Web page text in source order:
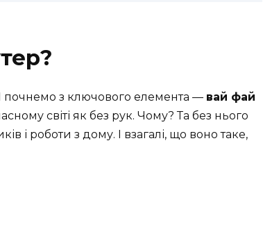
І почнемо з ключового елемента — вай фай
світі як без рук. Чому? Та без нього
і роботи з дому. І взагалі, що воно таке,